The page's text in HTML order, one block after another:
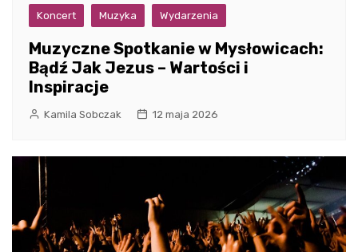
Koncert Muzyka Wydarzenia
Muzyczne Spotkanie w Mysłowicach:
Bądź Jak Jezus – Wartości i
Inspiracje
Kamila Sobczak 12 maja 2026